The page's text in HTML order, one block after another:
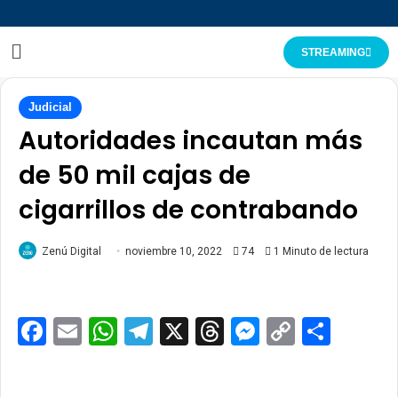
STREAMING
Judicial
Autoridades incautan más
de 50 mil cajas de
cigarrillos de contrabando
Zenú Digital noviembre 10, 2022 74 1 Minuto de lectura
Facebook
EmailWhatsApp
Telegram
X ThreadsCopy